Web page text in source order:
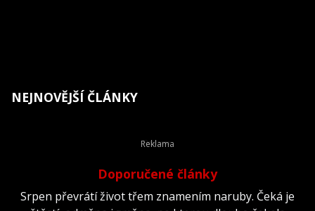
NEJNOVĚJŠÍ ČLÁNKY
Doporučené články
Srpen převrátí život třem znamením naruby. Čeká je